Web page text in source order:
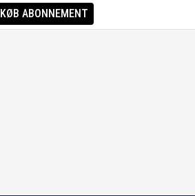
KØB ABONNEMENT